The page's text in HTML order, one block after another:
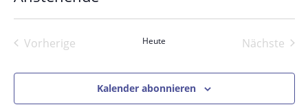
Datum
wählen.
Vorherige
Heute
Nächste
Kalender abonnieren